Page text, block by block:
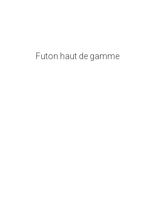
Futon haut de gamme